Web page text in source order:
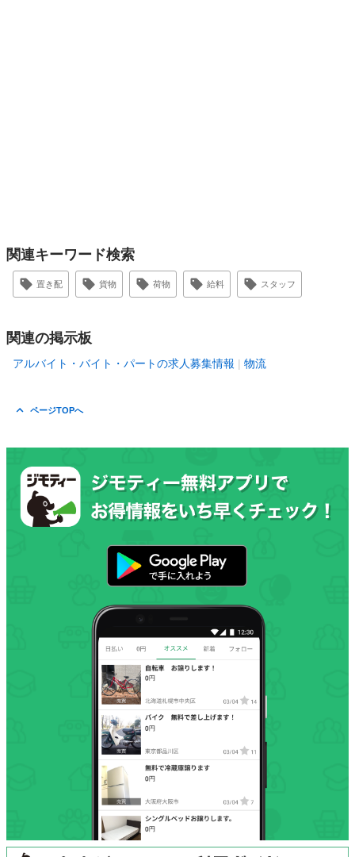
関連キーワード検索
置き配 貨物 荷物 給料 スタッフ
関連の掲示板
アルバイト・バイト・パートの求人募集情報 物流
ページTOPへ